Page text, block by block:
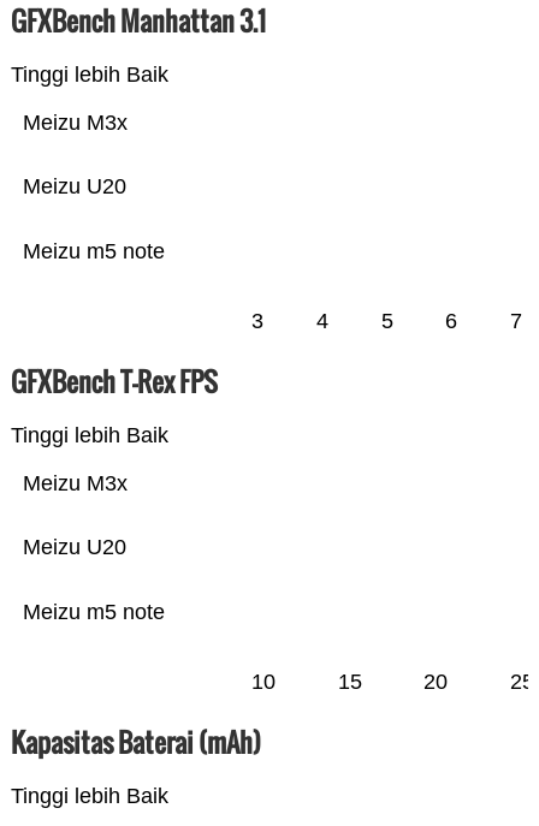
GFXBench Manhattan 3.1
Tinggi lebih Baik
Meizu m5 note
Meizu U20
Meizu M3x
3 4 5 6 7
GFXBench T-Rex FPS
Tinggi lebih Baik
Meizu m5 note
Meizu U20
Meizu M3x
10 15 20 25
Kapasitas Baterai (mAh)
Tinggi lebih Baik